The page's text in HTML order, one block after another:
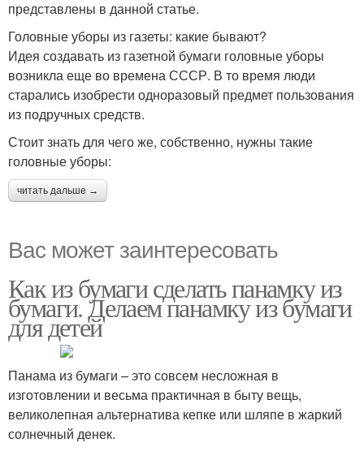
представлены в данной статье.
Головные уборы из газеты: какие бывают?
Идея создавать из газетной бумаги головные уборы
возникла еще во времена СССР. В то время люди
старались изобрести одноразовый предмет пользования
из подручных средств.
Стоит знать для чего же, собственно, нужны такие
головные уборы:
читать дальше →
Вас может заинтересовать
Как из бумаги сделать панамку из
бумаги. Делаем панамку из бумаги
для детей
Панама из бумаги – это совсем несложная в
изготовлении и весьма практичная в быту вещь,
великолепная альтернатива кепке или шляпе в жаркий
солнечный денек.